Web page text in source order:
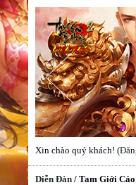
Xin chào quý khách! (
Diễn Đàn / Tam Giới